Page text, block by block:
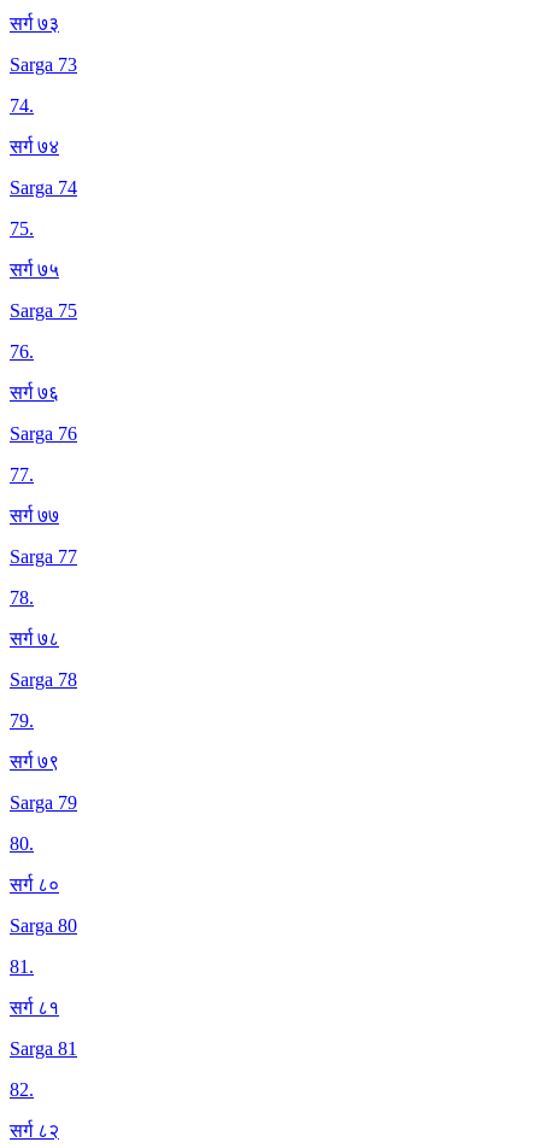
सर्ग ७३
Sarga 73
74.
सर्ग ७४
Sarga 74
75.
सर्ग ७५
Sarga 75
76.
सर्ग ७६
Sarga 76
77.
सर्ग ७७
Sarga 77
78.
सर्ग ७८
Sarga 78
79.
सर्ग ७९
Sarga 79
80.
सर्ग ८०
Sarga 80
81.
सर्ग ८१
Sarga 81
82.
सर्ग ८२